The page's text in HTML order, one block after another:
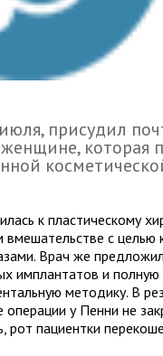
присудил
которая
к пластическому
с целью
Врач же
имплантатов и
методику. В
у Пенни не
рот пациентки